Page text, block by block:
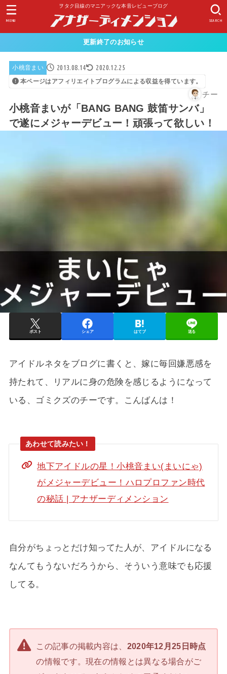
ヲタク目線のマニアックな本音レビューブログ
SEARCH
MENU
更新終了のお知らせ
小桃音まい 2013.08.14 2020.12.25
本ページはアフィリエイトプログラムによる収益を得ています。
チー
小桃音まいが「BANG BANG 鼓笛サンバ」
で遂にメジャーデビュー！頑張って欲しい！
ポスト シェア はてブ 送る
アイドルネタをブログに書くと、嫁に毎回嫌悪感を
持たれて、リアルに身の危険を感じるようになって
いる、ゴミクズのチーです。こんばんは！
地下アイドルの星！小桃音まい(まいにゃ)
がメジャーデビュー！ハロプロファン時代
の秘話 | アナザーディメンション
自分がちょっとだけ知ってた人が、アイドルになる
なんてもうないだろうから、そういう意味でも応援
してる。
この記事の掲載内容は、 2020年12月25日時点
の情報です。現在の情報とは異なる場合がご